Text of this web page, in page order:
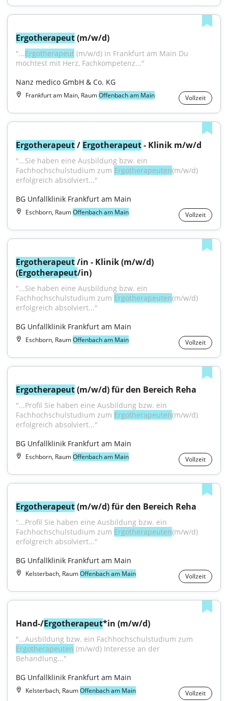
Ergotherapeut (m/w/d)
"...Ergotherapeut (m/w/d) in Frankfurt am Main Du
möchtest mit Herz, Fachkompetenz..."
Nanz medico GmbH & Co. KG
Frankfurt am Main, RaumOffenbach am Main Vollzeit
Ergotherapeut / Ergotherapeut - Klinik m/w/d
"...Sie haben eine Ausbildung bzw. ein
Fachhochschulstudium zum Ergotherapeuten(m/w/d)
erfolgreich absolviert..."
BG Unfallklinik Frankfurt am Main
Eschborn, RaumOffenbach am Main Vollzeit
Ergotherapeut /in - Klinik (m/w/d)
(Ergotherapeut/in)
"...Sie haben eine Ausbildung bzw. ein
Fachhochschulstudium zum Ergotherapeuten(m/w/d)
erfolgreich absolviert..."
BG Unfallklinik Frankfurt am Main
Eschborn, RaumOffenbach am Main Vollzeit
Ergotherapeut (m/w/d) für den Bereich Reha
"...Profil Sie haben eine Ausbildung bzw. ein
Fachhochschulstudium zum Ergotherapeuten(m/w/d)
erfolgreich absolviert..."
BG Unfallklinik Frankfurt am Main
Eschborn, RaumOffenbach am Main Vollzeit
Ergotherapeut (m/w/d) für den Bereich Reha
"...Profil Sie haben eine Ausbildung bzw. ein
Fachhochschulstudium zum Ergotherapeuten(m/w/d)
erfolgreich absolviert..."
BG Unfallklinik Frankfurt am Main
Kelsterbach, RaumOffenbach am Main Vollzeit
Hand-/Ergotherapeut*in (m/w/d)
Ergotherapeuten (m/w/d) Interesse an der
Behandlung..."
BG Unfallklinik Frankfurt am Main
Kelsterbach, RaumOffenbach am Main Vollzeit